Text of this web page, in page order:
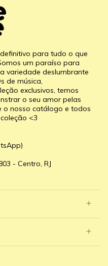
para tudo o que
um paraíso para
variedade deslumbrante
de música,
exclusivos, temos
o seu amor pelas
o nosso catálogo e todos
<3
- Centro, RJ